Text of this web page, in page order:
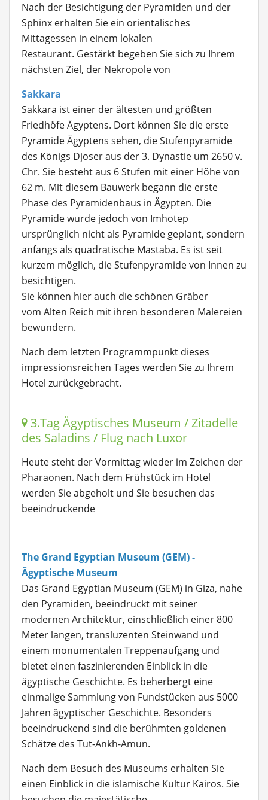
Nach der Besichtigung der Pyramiden und der
Sphinx erhalten Sie ein orientalisches
Mittagessen in einem lokalen
Restaurant. Gestärkt begeben Sie sich zu Ihrem
nächsten Ziel, der Nekropole von
Sakkara
Sakkara ist einer der ältesten und größten
Friedhöfe Ägyptens. Dort können Sie die erste
Pyramide Ägyptens sehen, die Stufenpyramide
des Königs Djoser aus der 3. Dynastie um 2650 v.
Chr. Sie besteht aus 6 Stufen mit einer Höhe von
62 m. Mit diesem Bauwerk begann die erste
Phase des Pyramidenbaus in Ägypten. Die
Pyramide wurde jedoch von Imhotep
ursprünglich nicht als Pyramide geplant, sondern
anfangs als quadratische Mastaba. Es ist seit
kurzem möglich, die Stufenpyramide von Innen zu
besichtigen.
Sie können hier auch die schönen Gräber
vom Alten Reich mit ihren besonderen Malereien
bewundern.
Nach dem letzten Programmpunkt dieses
impressionsreichen Tages werden Sie zu Ihrem
Hotel zurückgebracht.
3.Tag Ägyptisches Museum / Zitadelle
des Saladins / Flug nach Luxor
Heute steht der Vormittag wieder im Zeichen der
Pharaonen. Nach dem Frühstück im Hotel
werden Sie abgeholt und Sie besuchen das
beeindruckende
The Grand Egyptian Museum (GEM) -
Ägyptische Museum
Das Grand Egyptian Museum (GEM) in Giza, nahe
den Pyramiden, beeindruckt mit seiner
modernen Architektur, einschließlich einer 800
Meter langen, transluzenten Steinwand und
einem monumentalen Treppenaufgang und
bietet einen faszinierenden Einblick in die
ägyptische Geschichte. Es beherbergt eine
einmalige Sammlung von Fundstücken aus 5000
Jahren ägyptischer Geschichte. Besonders
beeindruckend sind die berühmten goldenen
Schätze des Tut-Ankh-Amun.
Nach dem Besuch des Museums erhalten Sie
einen Einblick in die islamische Kultur Kairos. Sie